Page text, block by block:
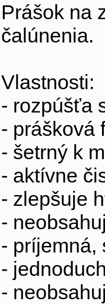
Prášok na
čalúnenia.
Vlastnosti:
- rozpúšťa
- prášková
- šetrný k
- aktívne
- zlepšuje
-
- príjemná,
-
-